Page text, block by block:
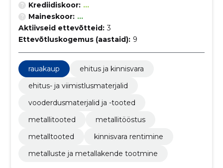
Krediidiskoor: ...
Maineskoor: ...
Aktiivseid ettevõtteid: 3
Ettevõtluskogemus (aastaid): 9
rauakaup
ehitus ja kinnisvara
ehitus- ja viimistlusmaterjalid
vooderdusmaterjalid ja -tooted
metallitooted
metallitööstus
metalltooted
kinnisvara rentimine
metalluste ja metallakende tootmine